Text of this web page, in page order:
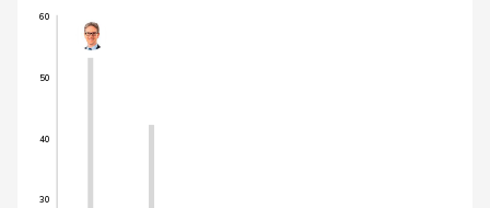
30
40
50
60